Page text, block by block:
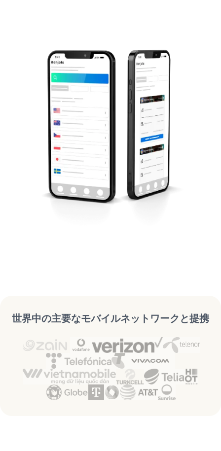
世界中の主要なモバイルネットワークと提携